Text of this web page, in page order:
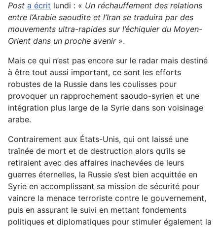
Post a écrit lundi : « Un réchauffement des relations
entre l’Arabie saoudite et l’Iran se traduira par des
mouvements ultra-rapides sur l’échiquier du Moyen-
Orient dans un proche avenir».
Mais ce qui n’est pas encore sur le radar mais destiné
à être tout aussi important, ce sont les efforts
robustes de la Russie dans les coulisses pour
provoquer un rapprochement saoudo-syrien et une
intégration plus large de la Syrie dans son voisinage
arabe.
Contrairement aux États-Unis, qui ont laissé une
traînée de mort et de destruction alors qu’ils se
retiraient avec des affaires inachevées de leurs
guerres éternelles, la Russie s’est bien acquittée en
Syrie en accomplissant sa mission de sécurité pour
vaincre la menace terroriste contre le gouvernement,
puis en assurant le suivi en mettant fondements
politiques et diplomatiques pour stimuler également la